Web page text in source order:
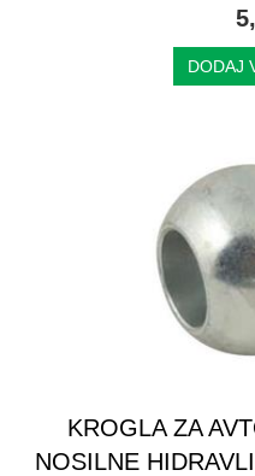
DODAJ
KROGLA ZA
NOSILNE